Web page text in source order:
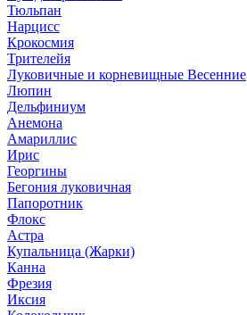
Тюльпан
Нарцисс
Крокосмия
Трителейя
Луковичные и корневищные Весенние
Люпин
Дельфиниум
Анемона
Амариллис
Ирис
Георгины
Бегония луковичная
Папоротник
Флокс
Астра
Купальница (Жарки)
Канна
Фрезия
Иксия